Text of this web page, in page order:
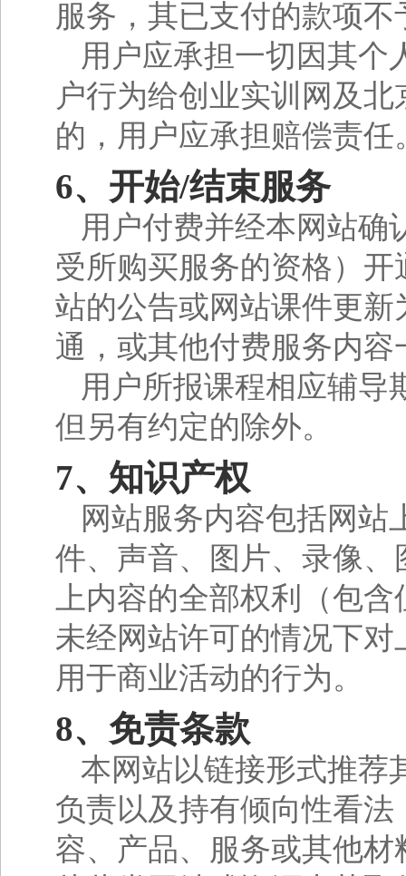
服务，其已支付的款项不
用户应承担一切因其个
户行为给创业实训网及
的，用户应承担赔偿责任
6、开始/结束服务
用户付费并经本网站确
受所购买服务的资格）
站的公告或网站课件更
通，或其他付费服务内
用户所报课程相应辅导
但另有约定的除外。
7、知识产权
网站服务内容包括网站
件、声音、图片、录像
上内容的全部权利（包
未经网站许可的情况下
用于商业活动的行为。
8、免责条款
本网站以链接形式推荐
负责以及持有倾向性看
容、产品、服务或其他